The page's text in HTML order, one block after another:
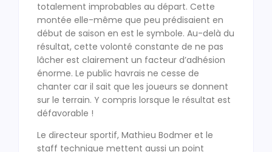
totalement improbables au départ. Cette
montée elle-même que peu prédisaient en
début de saison en est le symbole. Au-delà du
résultat, cette volonté constante de ne pas
lâcher est clairement un facteur d’adhésion
énorme. Le public havrais ne cesse de
chanter car il sait que les joueurs se donnent
sur le terrain. Y compris lorsque le résultat est
défavorable !
Le directeur sportif, Mathieu Bodmer et le
staff technique mettent aussi un point